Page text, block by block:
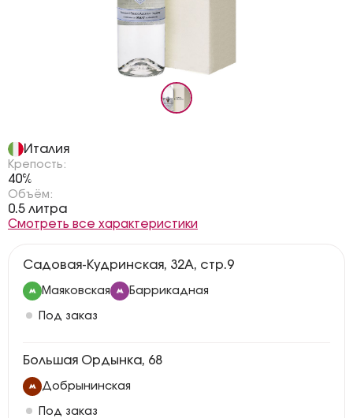
Италия
Крепость:
40%
Объём:
0.5 литра
Смотреть все характеристики
Садовая-Кудринская, 32А, стр.9
Маяковская Баррикадная
Под заказ
Большая Ордынка, 68
Добрынинская
Под заказ